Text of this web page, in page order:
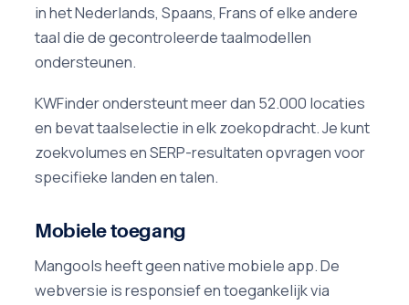
in het Nederlands, Spaans, Frans of elke andere
taal die de gecontroleerde taalmodellen
ondersteunen.
KWFinder ondersteunt meer dan 52.000 locaties
en bevat taalselectie in elk zoekopdracht. Je kunt
zoekvolumes en SERP-resultaten opvragen voor
specifieke landen en talen.
Mobiele toegang
Mangools heeft geen native mobiele app. De
webversie is responsief en toegankelijk via